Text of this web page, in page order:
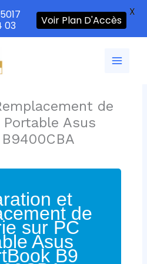
de
Asus
et
de
sur PC
Asus
B9
03
Voir Plan D'Accès
X